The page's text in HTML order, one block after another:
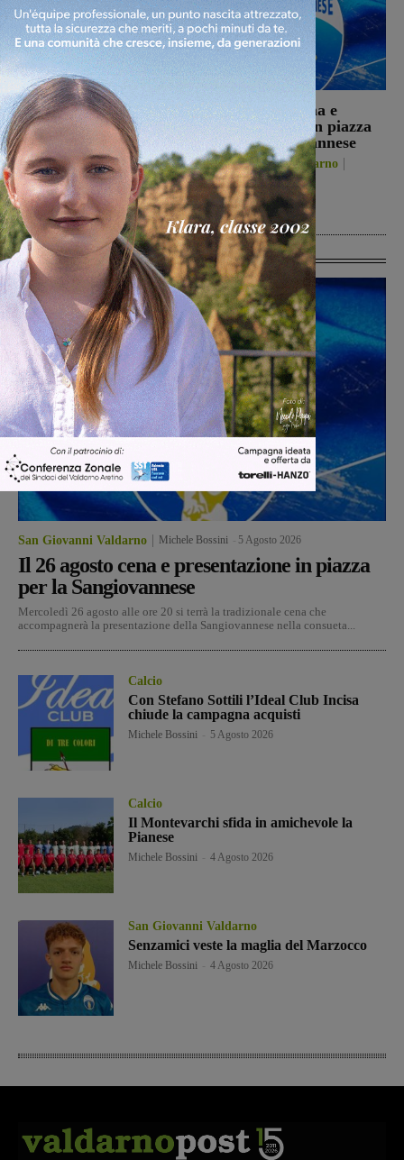
Il Comune di Laterina
Pergine nel progetto
‘Footsteps’. La storia di
Solomon Saltiel
riaccende i riflettori sul
campo di Laterina
Laterina Pergine 6 Agosto 2026
Il 26 agosto cena e
presentazione in piazza
per la Sangiovannese
San Giovanni Valdarno
5 Agosto 2026
Ultime Calcio
San Giovanni Valdarno Michele Bossini 5 Agosto 2026
Il 26 agosto cena e presentazione in piazza
per la Sangiovannese
Mercoledì 26 agosto alle ore 20 si terrà la tradizionale cena che
accompagnerà la presentazione della Sangiovannese nella consueta...
Calcio
Con Stefano Sottili l’Ideal Club Incisa
chiude la campagna acquisti
Michele Bossini 5 Agosto 2026
Calcio
Il Montevarchi sfida in amichevole la
Pianese
Michele Bossini 4 Agosto 2026
San Giovanni Valdarno
Senzamici veste la maglia del Marzocco
Michele Bossini 4 Agosto 2026